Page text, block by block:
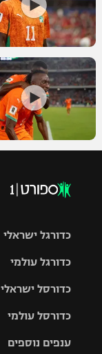
כדורגל ישראלי
גביע הטוטו
כדורגל עולמי
האלופות
ליגה
כדורסל ישראלי
סל
כדורסל עולמי
ענפים נוספים